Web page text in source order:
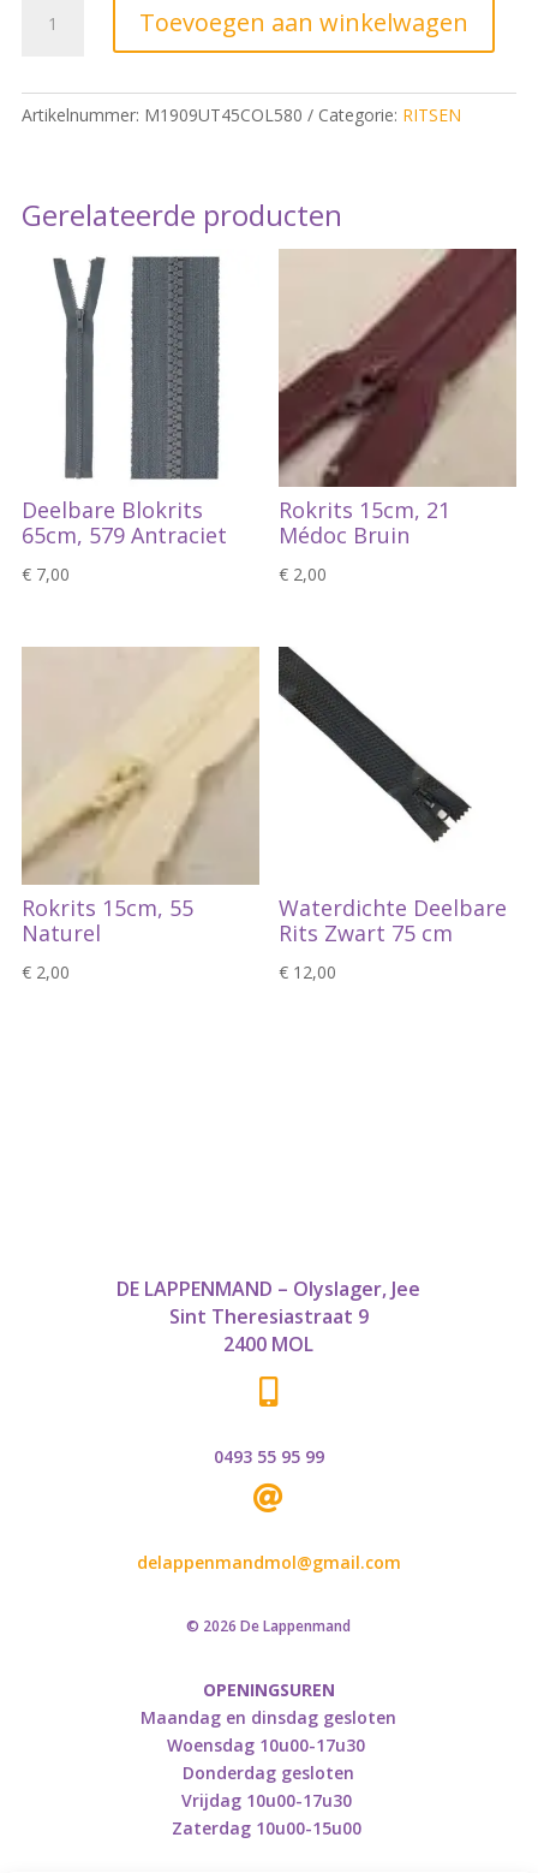
Toevoegen aan winkelwagen
Artikelnummer: M1909UT45COL580 Categorie: RITSEN
Gerelateerde producten
Deelbare Blokrits
65cm, 579 Antraciet
€7,00
Rokrits 15cm, 21
Médoc Bruin
€ 2,00
Rokrits 15cm, 55
Naturel
€2,00
Waterdichte Deelbare
Rits Zwart 75 cm
€ 12,00
DE LAPPENMAND – Olyslager, Jee
Sint Theresiastraat 9
2400 MOL

0493 55 95 99

delappenmandmol@gmail.com
© 2026 De Lappenmand
OPENINGSUREN
Maandag en dinsdag gesloten
Woensdag 10u00-17u30
Donderdag gesloten
Vrijdag 10u00-17u30
Zaterdag 10u00-15u00